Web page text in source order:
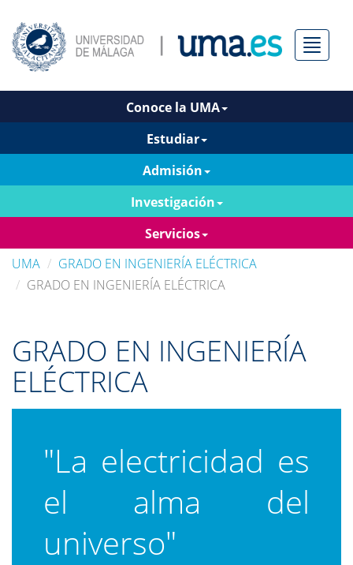
Menú
Conoce la UMA
Estudiar
Admisión
Investigación
Servicios
UMA
GRADO EN INGENIERÍA ELÉCTRICA
GRADO EN INGENIERÍA ELÉCTRICA
GRADO EN INGENIERÍA
ELÉCTRICA
"La electricidad es
el alma del
universo"